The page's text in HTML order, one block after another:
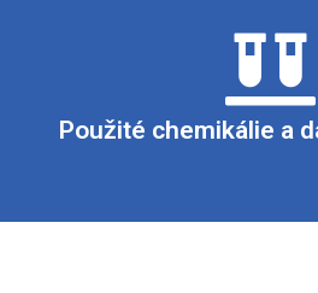
Použité chemikálie a
koncentrovaný roztok amoniaku,